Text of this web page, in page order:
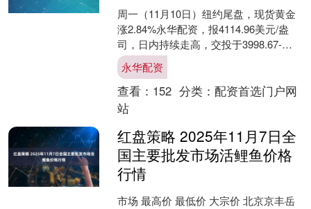
周一（11月10日）纽约尾盘，现货黄金
涨2.84%永华配资，报4114.96美元/盎
司，日内持续走高，交投于3998.67-
4115.84美元区间。 COMEX....
永华配资
查看： 152 分类： 配资首选门户网
站
红盘策略 2025年11月7日全
国主要批发市场活鲤鱼价格
行情
市场 最高价 最低价 大宗价 北京京丰岳